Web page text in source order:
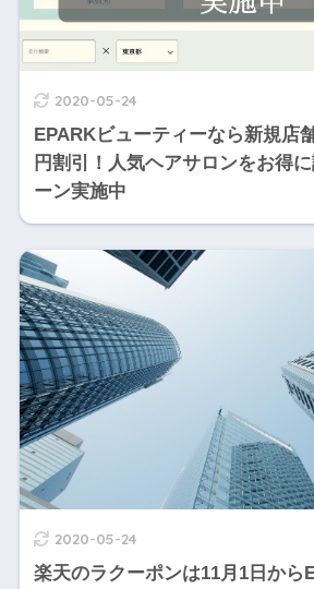
2020-05-24
EPARKビューティーなら新規店
円割引！人気ヘアサロンをお得
ーン実施中
2020-05-24
楽天のラクーポンは11月1日から